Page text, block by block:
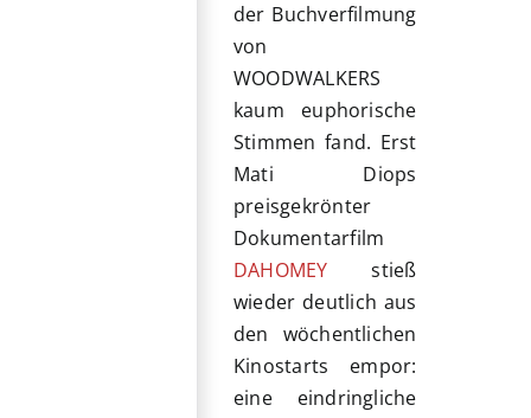
der Buchverfilmung
von
WOODWALKERS
kaum euphorische
Stimmen fand. Erst
Mati Diops
preisgekrönter
Dokumentarfilm
DAHOMEY stieß
wieder deutlich aus
den wöchentlichen
Kinostarts empor:
eine eindringliche